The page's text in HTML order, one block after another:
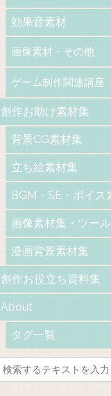
効果音素材
画像素材・その他
ゲーム制作関連講座
創作お助け素材集
背景CG素材集
立ち絵素材集
BGM・SE・ボイス
画像素材集・ツー
漫画背景素材集
創作お役立ち資料集
About
タグ一覧